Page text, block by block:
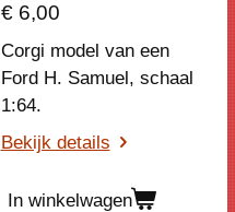
€ 6,00
Corgi model van een
Ford H. Samuel, schaal
1:64.
Bekijk details
In winkelwagen